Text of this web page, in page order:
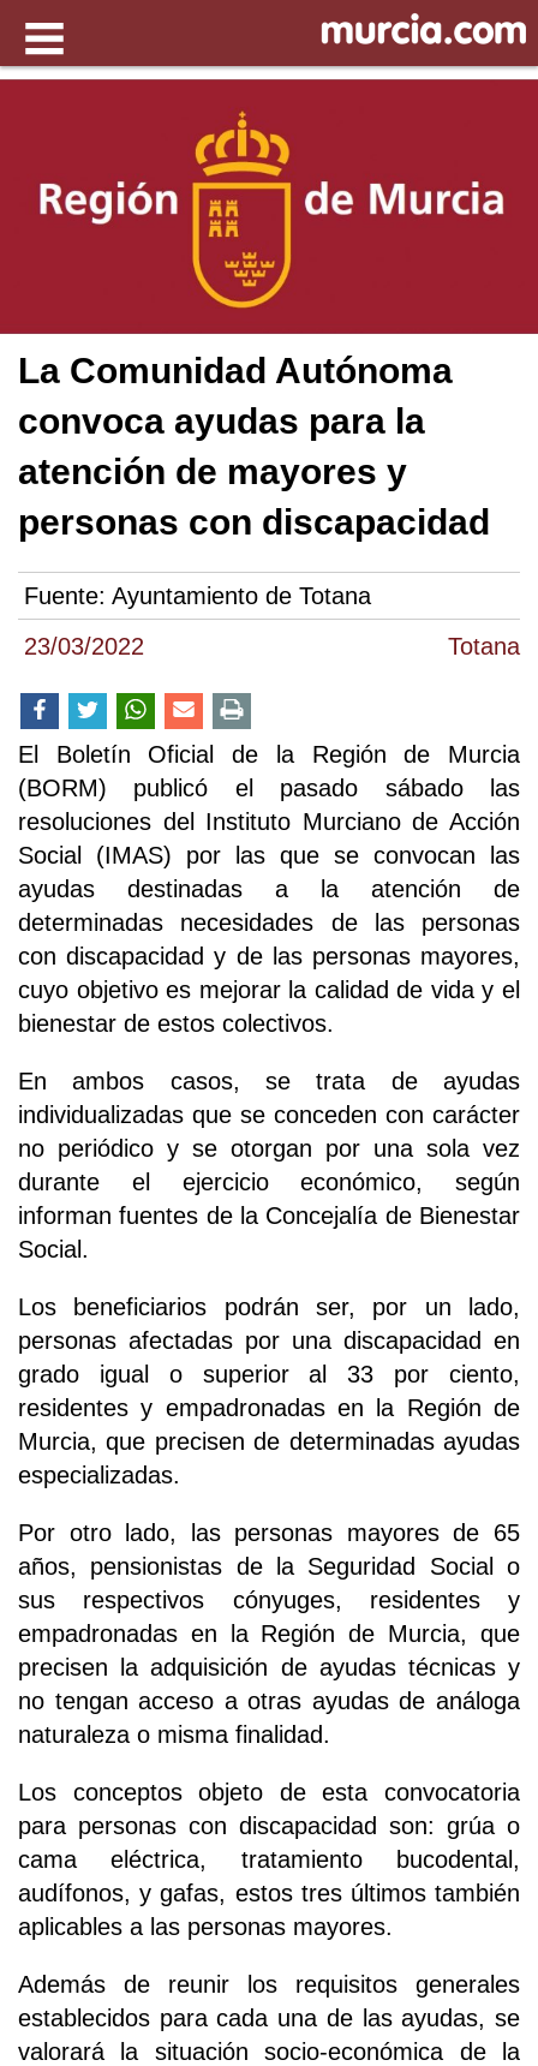
23/03/2022 Totana
La Comunidad Autónoma
convoca ayudas para la
atención de mayores y
personas con discapacidad
Fuente: Ayuntamiento de Totana
El Boletín Oficial de la Región de Murcia
(BORM) publicó el pasado sábado las
resoluciones del Instituto Murciano de Acción
Social (IMAS) por las que se convocan las
ayudas destinadas a la atención de
determinadas necesidades de las personas
con discapacidad y de las personas mayores,
cuyo objetivo es mejorar la calidad de vida y el
bienestar de estos colectivos.
En ambos casos, se trata de ayudas
individualizadas que se conceden con carácter
no periódico y se otorgan por una sola vez
durante el ejercicio económico, según
informan fuentes de la Concejalía de Bienestar
Social.
Los beneficiarios podrán ser, por un lado,
personas afectadas por una discapacidad en
grado igual o superior al 33 por ciento,
residentes y empadronadas en la Región de
Murcia, que precisen de determinadas ayudas
especializadas.
Por otro lado, las personas mayores de 65
años, pensionistas de la Seguridad Social o
sus respectivos cónyuges, residentes y
empadronadas en la Región de Murcia, que
precisen la adquisición de ayudas técnicas y
no tengan acceso a otras ayudas de análoga
naturaleza o misma finalidad.
Los conceptos objeto de esta convocatoria
para personas con discapacidad son: grúa o
cama eléctrica, tratamiento bucodental,
audífonos, y gafas, estos tres últimos también
aplicables a las personas mayores.
Además de reunir los requisitos generales
establecidos para cada una de las ayudas, se
valorará la situación socio-económica de la